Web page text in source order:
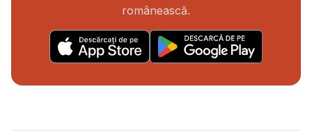
românească.